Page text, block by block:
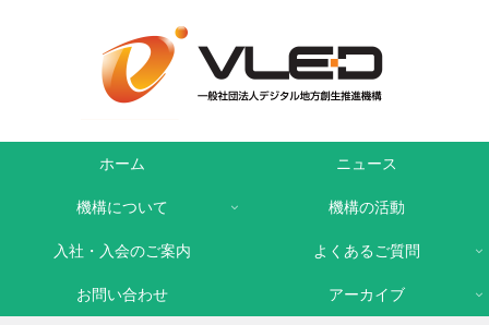
ホーム ニュース
機構について 機構の活動
入社・入会のご案内 よくあるご質問
お問い合わせ アーカイブ